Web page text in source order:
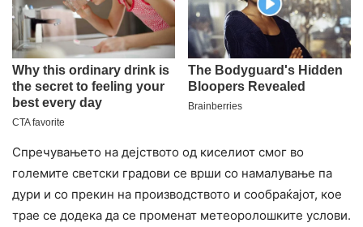
Спречувањето на дејството од киселиот смог во
големите светски градови се врши со намалување па
дури и со прекин на производството и сообраќајот, кое
трае се додека да се променат метеоролошките услови.